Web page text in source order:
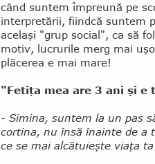
când suntem împreună pe
interpretării, fiindcă suntem
acelaşi "grup social", ca să
motiv, lucrurile merg mai
plăcerea e mai mare!
"Fetiţa mea are 3 ani şi e
- Simina, sun­tem la un pas
cortina, nu însă îna­inte de a
ce se mai alcă­­tu­ieşte viaţa